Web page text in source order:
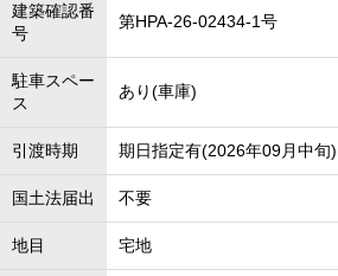
建築確認番
号
第HPA-26-02434-1号
駐車スペー
ス
あり(車庫)
引渡時期 期日指定有(2026年09月中旬)
国土法届出 不要
地目 宅地